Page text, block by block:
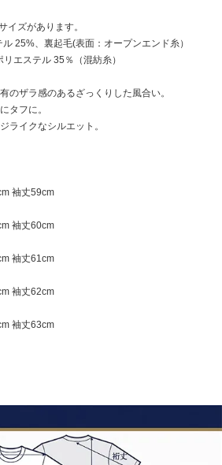
イズがあります。
25%、裏起毛(表面：オープンエンド糸）
エステル 35％（混紡糸）
のザラ感のあるざっくりした風合い。
タフに。
ライクなシルエット。
袖丈59cm
袖丈60cm
袖丈61cm
袖丈62cm
袖丈63cm